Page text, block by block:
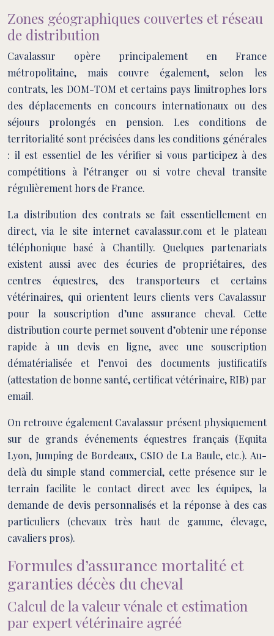
Zones géographiques couvertes et réseau
de distribution
Cavalassur opère principalement en France
métropolitaine, mais couvre également, selon les
contrats, les DOM-TOM et certains pays limitrophes lors
des déplacements en concours internationaux ou des
séjours prolongés en pension. Les conditions de
territorialité sont précisées dans les conditions générales
: il est essentiel de les vérifier si vous participez à des
compétitions à l’étranger ou si votre cheval transite
régulièrement hors de France.
La distribution des contrats se fait essentiellement en
direct, via le site internet cavalassur.com et le plateau
téléphonique basé à Chantilly. Quelques partenariats
existent aussi avec des écuries de propriétaires, des
centres équestres, des transporteurs et certains
vétérinaires, qui orientent leurs clients vers Cavalassur
pour la souscription d’une assurance cheval. Cette
distribution courte permet souvent d’obtenir une réponse
rapide à un devis en ligne, avec une souscription
dématérialisée et l’envoi des documents justificatifs
(attestation de bonne santé, certificat vétérinaire, RIB) par
email.
On retrouve également Cavalassur présent physiquement
sur de grands événements équestres français (Equita
Lyon, Jumping de Bordeaux, CSIO de La Baule, etc.). Au-
delà du simple stand commercial, cette présence sur le
terrain facilite le contact direct avec les équipes, la
demande de devis personnalisés et la réponse à des cas
particuliers (chevaux très haut de gamme, élevage,
cavaliers pros).
Formules d’assurance mortalité et
garanties décès du cheval
Calcul de la valeur vénale et estimation
par expert vétérinaire agréé